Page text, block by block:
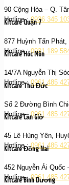
90 Cộng Hòa – Q.
Hotline :0936 345
Kitcare Quận 7
877 Huỳnh Tấn
Hotline :0931 189
Kitcare Hóc Môn
14/7A Nguyễn Thị
Hotline :0961 485
Kitcare Thủ Đức
Số 2 Đường Bình
Hotline :0961 485
Kitcare Cần Giờ
45 Lê Hùng Yên,
Hotline :0961 485
Kitcare Đồng Nai
452 Nguyễn Ái Quốc
Hotline :0961 485
Kitcare Bình Dương